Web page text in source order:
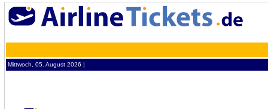
Mittwoch, 05. August 2026 ¦